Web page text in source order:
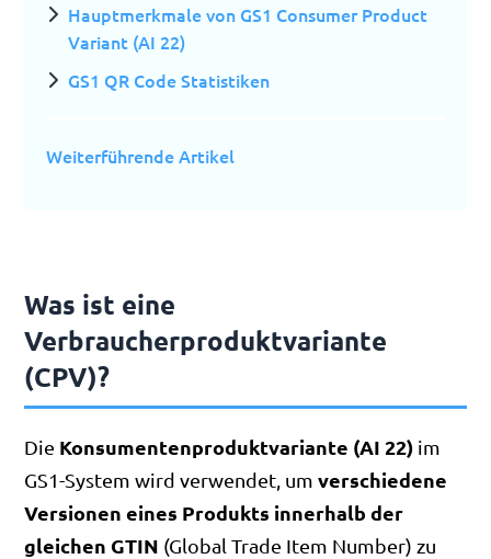
Hauptmerkmale von GS1 Consumer Product
Variant (AI 22)
GS1 QR Code Statistiken
Weiterführende Artikel
Was ist eine
Verbraucherproduktvariante
(CPV)?
Die Konsumentenproduktvariante (AI 22) im
GS1-System wird verwendet, umverschiedene
Versionen eines Produkts innerhalb der
gleichen GTIN (Global Trade Item Number) zu